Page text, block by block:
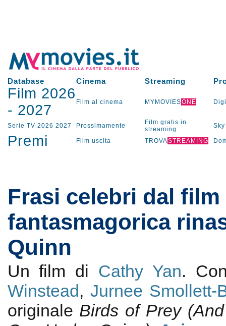
Database Cinema Streaming
Film 2026
- 2027 Film al cinema MYMOVIESONE
Serie TV 2026 2027 Prossimamente
Film gratis in
streaming
Sky
Premi Film uscita TROVASTREAMING
Frasi celebri dal
fantasmagorica
Quinn
Un film di Cathy Yan.
Winstead, Jurnee Smollett-
originale Birds of Prey